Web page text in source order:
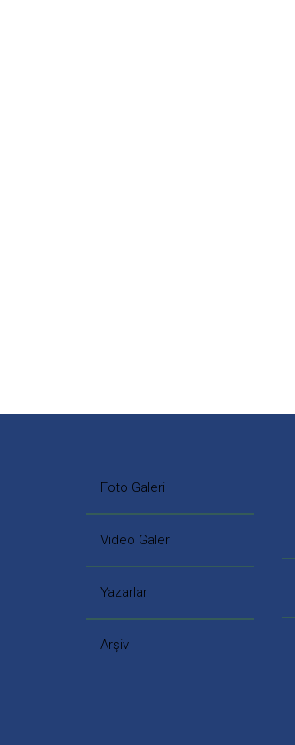
Foto Galeri
Video Galeri
Yazarlar
Arşiv